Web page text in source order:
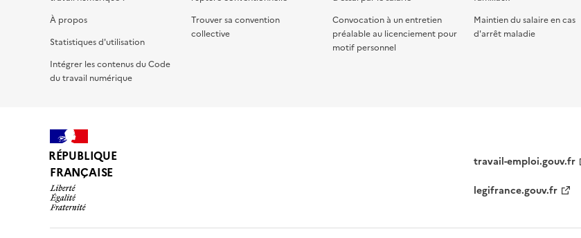
À propos
Statistiques d'utilisation
Intégrer les contenus du Code
du travail numérique
Trouver sa convention
collective
Convocation à un entretien
préalable au licenciement pour
motif personnel
Maintien du salaire en cas
d'arrêt maladie
RÉPUBLIQUE
FRANÇAISE
travail-emploi.gouv.fr
legifrance.gouv.fr